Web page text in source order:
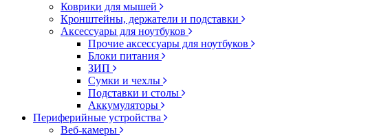
Коврики для мышей
Кронштейны, держатели и подставки
Аксессуары для ноутбуков
Прочие аксессуары для ноутбуков
Блоки питания
ЗИП
Сумки и чехлы
Подставки и столы
Аккумуляторы
Периферийные устройства
Веб-камеры